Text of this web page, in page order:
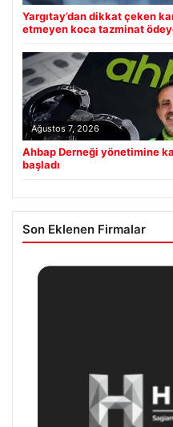
Yargıtay’dan dikkat çeken
etmeyen koca tazminat
Ağustos 7, 2026
Ahbap Derneği yönetimine
başladı
Son Eklenen Firmalar